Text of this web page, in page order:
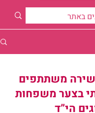
משתתפים
בצער משפחות
הי”ד